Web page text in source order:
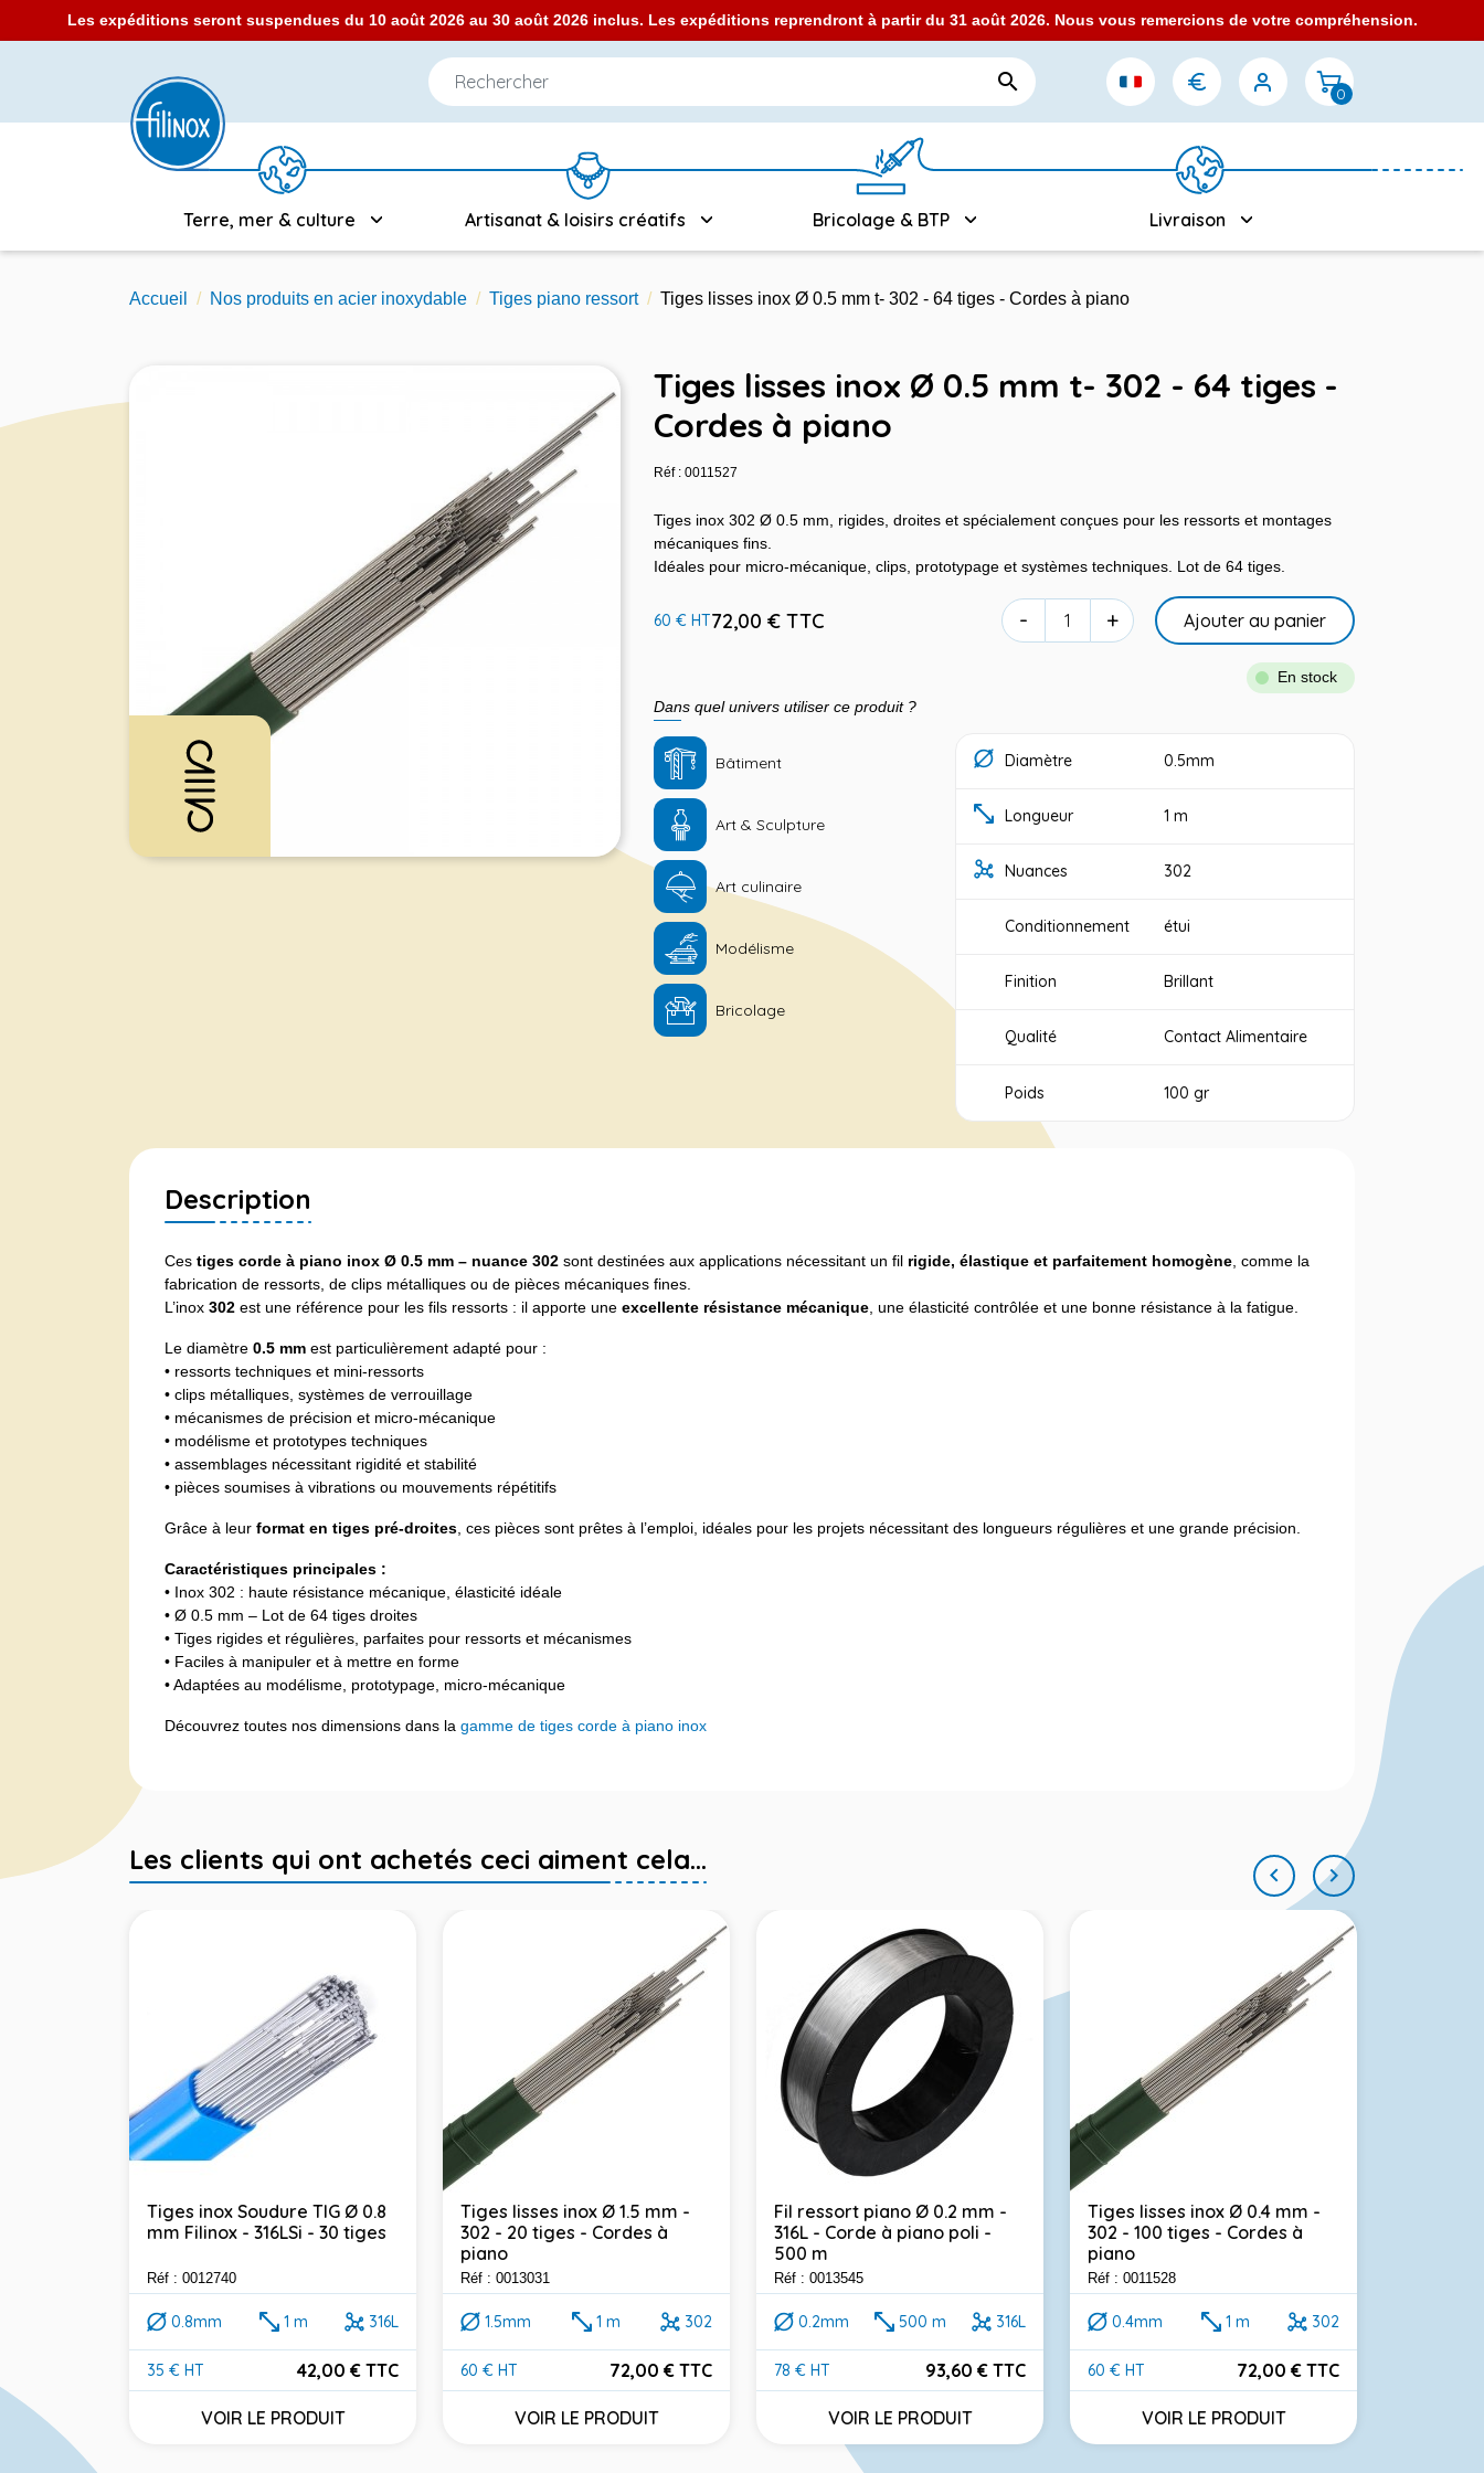
Les expéditions seront suspendues du 10 août 2026 au 30 août 2026 inclus. Les expéditions reprendront à partir du 31 août 2026. Nous vous remercions de votre compréhension.
 0
Terre, mer & culture Artisanat & loisirs créatifs Bricolage & BTP Livraison
Accueil Nos produits en acier inoxydable Tiges piano ressort Tiges lisses inox Ø 0.5 mm t- 302 - 64 tiges - Cordes à piano
Tiges lisses inox Ø 0.5 mm t- 302 - 64 tiges -
Cordes à piano
Réf : 0011527
Tiges inox 302 Ø 0.5 mm, rigides, droites et spécialement conçues pour les ressorts et montages
mécaniques fins.
Idéales pour micro-mécanique, clips, prototypage et systèmes techniques. Lot de 64 tiges.
60 € HT72,00 € TTC - + Ajouter au panier
En stock
Dans quel univers utiliser ce produit ?
Bâtiment
Art & Sculpture
Art culinaire
Modélisme
Bricolage
Diamètre 0.5mm
Longueur 1 m
Nuances 302
Conditionnement étui
Finition Brillant
Qualité Contact Alimentaire
Poids 100 gr
Description
Ces tiges corde à piano inox Ø 0.5 mm – nuance 302 sont destinées aux applications nécessitant un fil rigide, élastique et parfaitement homogène , comme la
fabrication de ressorts, de clips métalliques ou de pièces mécaniques fines.
L’inox 302 est une référence pour les fils ressorts : il apporte une excellente résistance mécanique , une élasticité contrôlée et une bonne résistance à la fatigue.
Le diamètre 0.5 mm est particulièrement adapté pour :
• ressorts techniques et mini-ressorts
• clips métalliques, systèmes de verrouillage
• mécanismes de précision et micro-mécanique
• modélisme et prototypes techniques
• assemblages nécessitant rigidité et stabilité
• pièces soumises à vibrations ou mouvements répétitifs
Grâce à leur format en tiges pré-droites , ces pièces sont prêtes à l’emploi, idéales pour les projets nécessitant des longueurs régulières et une grande précision.
Caractéristiques principales :
• Inox 302 : haute résistance mécanique, élasticité idéale
• Ø 0.5 mm – Lot de 64 tiges droites
• Tiges rigides et régulières, parfaites pour ressorts et mécanismes
• Faciles à manipuler et à mettre en forme
• Adaptées au modélisme, prototypage, micro-mécanique
Découvrez toutes nos dimensions dans la gamme de tiges corde à piano inox
Les clients qui ont achetés ceci aiment cela... 
€ TTC
Tiges inox Soudure TIG Ø 0.8
mm Filinox - 316LSi - 30 tiges
Réf : 0012740
0.8mm 1 m 316L
35 € HT
Prix
42,00 € TTC
VOIR LE PRODUIT
Tiges lisses inox Ø 1.5 mm -
302 - 20 tiges - Cordes à
piano
Réf : 0013031
1.5mm 1 m 302
60 € HT
Prix
72,00 € TTC
VOIR LE PRODUIT
Fil ressort piano Ø 0.2 mm -
316L - Corde à piano poli -
500 m
Réf : 0013545
0.2mm 500 m 316L
78 € HT
Prix
93,60 € TTC
VOIR LE PRODUIT
Tiges lisses inox Ø 0.4 mm -
302 - 100 tiges - Cordes à
piano
Réf : 0011528
0.4mm 1 m 302
60 € HT
Prix
72,00 € TTC
VOIR LE PRODUIT
